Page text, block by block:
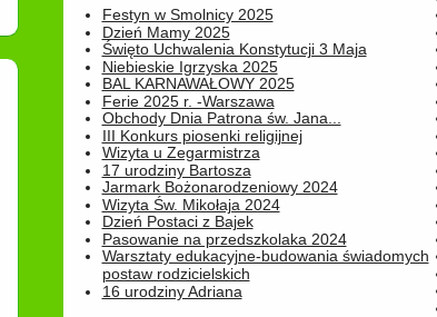
Festyn w Smolnicy 2025
Dzień Mamy 2025
Święto Uchwalenia Konstytucji 3 Maja
Niebieskie Igrzyska 2025
BAL KARNAWAŁOWY 2025
Ferie 2025 r. -Warszawa
Obchody Dnia Patrona św. Jana...
III Konkurs piosenki religijnej
Wizyta u Zegarmistrza
17 urodziny Bartosza
Jarmark Bożonarodzeniowy 2024
Wizyta Św. Mikołaja 2024
Dzień Postaci z Bajek
Pasowanie na przedszkolaka 2024
Warsztaty edukacyjne-budowania świadomych
postaw rodzicielskich
16 urodziny Adriana